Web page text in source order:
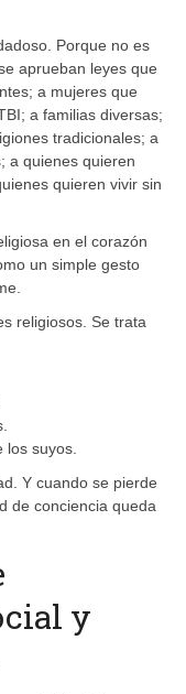
Porque no es
aprueban leyes que
a mujeres que
a familias diversas;
tradicionales; a
a quienes quieren
quieren vivir sin
en el corazón
un simple gesto
religiosos. Se trata
suyos.
Y cuando se pierde
de conciencia queda
y